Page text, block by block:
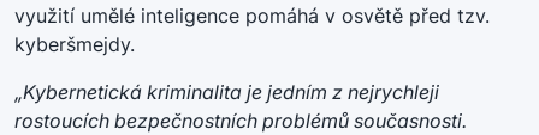
využití umělé inteligence pomáhá v osvětě před tzv.
kyberšmejdy.
„Kybernetická kriminalita je jedním z nejrychleji
rostoucích bezpečnostních problémů současnosti.